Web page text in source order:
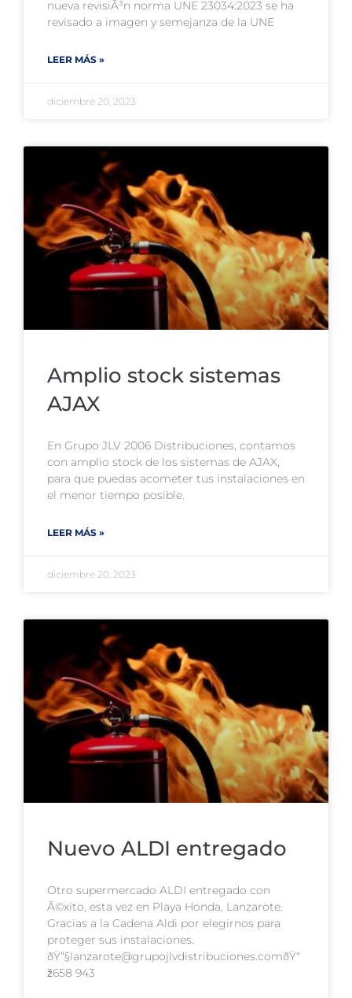
nueva revisiÃ³n norma UNE 23034:2023 se ha
revisado a imagen y semejanza de la UNE
LEER MÁS »
diciembre 20, 2023
Amplio stock sistemas
AJAX
En Grupo JLV 2006 Distribuciones, contamos
con amplio stock de los sistemas de AJAX,
para que puedas acometer tus instalaciones en
el menor tiempo posible.
LEER MÁS »
diciembre 20, 2023
Nuevo ALDI entregado
Otro supermercado ALDI entregado con
Ã©xito, esta vez en Playa Honda, Lanzarote.
Gracias a la Cadena Aldi por elegirnos para
proteger sus instalaciones.
ðŸ“§lanzarote@grupojlvdistribuciones.comðŸ“
ž658 943